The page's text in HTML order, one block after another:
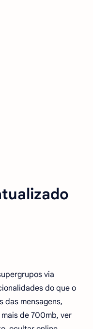
via
do que o
das mensagens,
de 700mb, ver